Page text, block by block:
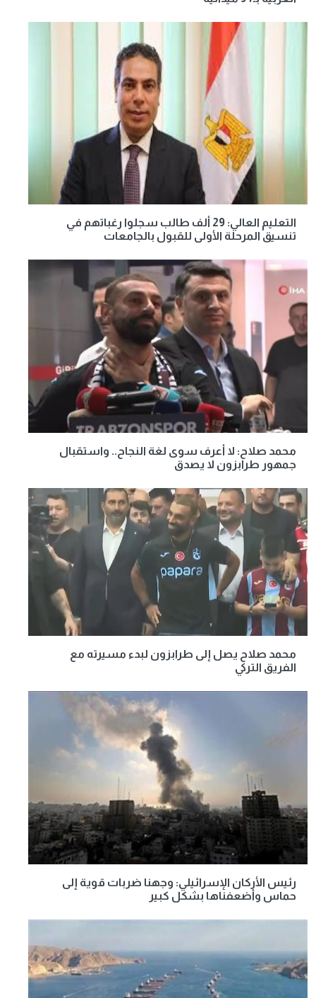
التعليم العالي: 29 ألف طالب سجلوا رغباتهم في
تنسيق المرحلة الأولى للقبول بالجامعات
محمد صلاح: لا أعرف سوى لغة النجاح.. واستقبال
جمهور طرابزون لا يصدق
محمد صلاح يصل إلى طرابزون لبدء مسيرته مع
الفريق التركي
رئيس الأركان الإسرائيلي: وجهنا ضربات قوية إلى
حماس وأضعفناها بشكل كبير